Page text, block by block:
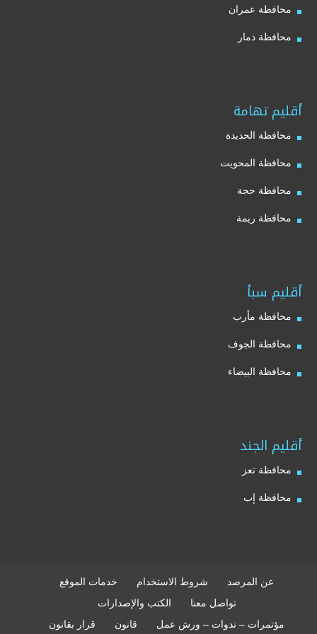
محافظة عمران
محافظة ذمار
أقليم تهامة
محافظة الحديدة
محافظة المحويت
محافظة حجة
محافظة ريمة
أقليم سبأ
محافظة مأرب
محافظة الجوف
محافظة البيضاء
أقليم الجند
محافظة تعز
محافظة إب
عن المرصد شروط الاستخدام
خدمات الموقع
تواصل معنا
الكتب والإصدارات
مؤتمرات – ندوات – ورش عمل
قانون قرار بقانون